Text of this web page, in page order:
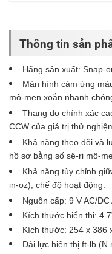
Thông tin sản
Hãng sản xuất: Snap-
Màn hình cảm ứng
mô-men xoắn nhanh
Thang đo chính xác
CCW của giá trị thử
Khả năng theo dõi và
hồ sơ bằng số sê-ri mô-
Khả năng tùy chỉnh
in-oz), chế độ hoạt động.
Nguồn cấp: 9 V AC/
Kích thước hiển thị:
Kích thước: 254 x 386
Dải lực hiển thị ft-lb